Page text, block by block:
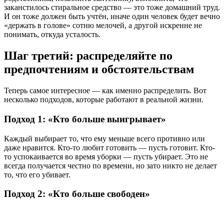
заканстилось стиральное средство — это тоже домашний труд.
И он тоже должен быть учтён, иначе один человек будет вечно
«держать в голове» сотню мелочей, а другой искренне не
понимать, откуда усталость.
Шаг третий: распределяйте по
предпочтениям и обстоятельствам
Теперь самое интересное — как именно распределить. Вот
несколько подходов, которые работают в реальной жизни.
Подход 1: «Кто больше выигрывает»
Каждый выбирает то, что ему меньше всего противно или
даже нравится. Кто-то любит готовить — пусть готовит. Кто-
то успокаивается во время уборки — пусть убирает. Это не
всегда получается честно по времени, но зато никто не делает
то, что его убивает.
Подход 2: «Кто больше свободен»